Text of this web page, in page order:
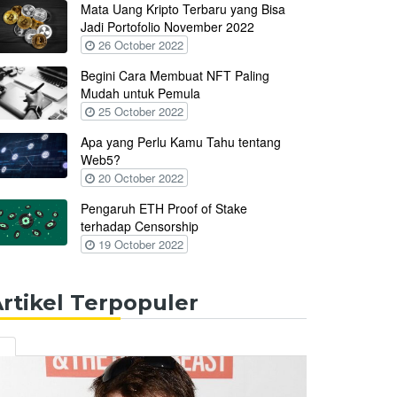
Mata Uang Kripto Terbaru yang Bisa
Jadi Portofolio November 2022
26 October 2022
Begini Cara Membuat NFT Paling
Mudah untuk Pemula
25 October 2022
Apa yang Perlu Kamu Tahu tentang
Web5?
20 October 2022
Pengaruh ETH Proof of Stake
terhadap Censorship
19 October 2022
Terpopuler